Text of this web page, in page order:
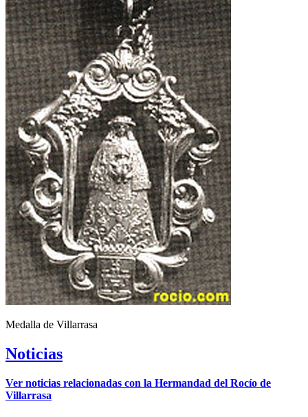
Medalla de Villarrasa
Noticias
Ver noticias relacionadas con la Hermandad del Rocío de
Villarrasa